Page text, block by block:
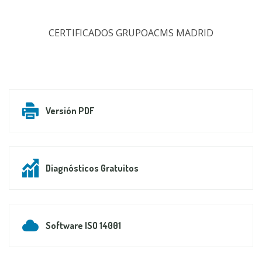
CERTIFICADOS GRUPOACMS MADRID
Versión PDF
Diagnósticos Gratuitos
Software ISO 14001